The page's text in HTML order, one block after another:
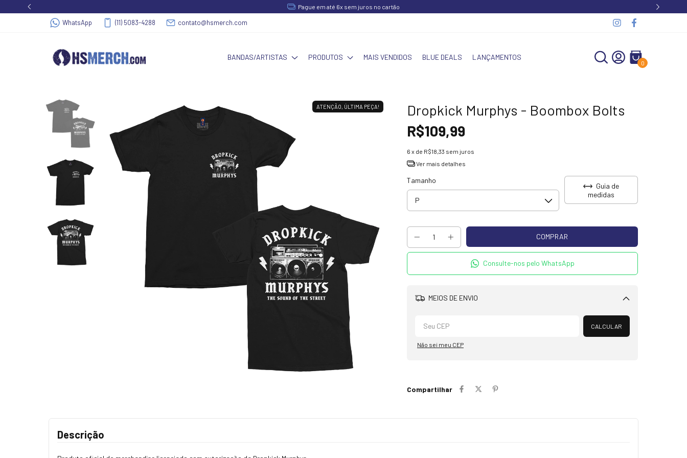
Pague em até 6x sem juros no cartão
WhatsApp (11) 5083-4288 contato@hsmerch.com
BANDAS/ARTISTAS PRODUTOS MAIS VENDIDOS BLUE DEALS LANÇAMENTOS
0
ATENÇÃO, ÚLTIMA PEÇA! Dropkick Murphys - Boombox Bolts
R$109,99
6 x de R$18,33 sem juros
Ver mais detalhes
Tamanho
Guia de
medidas
Consulte-nos pelo WhatsApp
MEIOS DE ENVIO
Alterar CEP
CALCULAR
Não sei meu CEP
Compartilhar
Descrição